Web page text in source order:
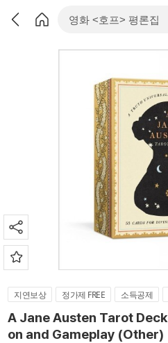
지연보상 정가제 FREE 소득공제
A Jane Austen Tarot
on and Gameplay (Other)